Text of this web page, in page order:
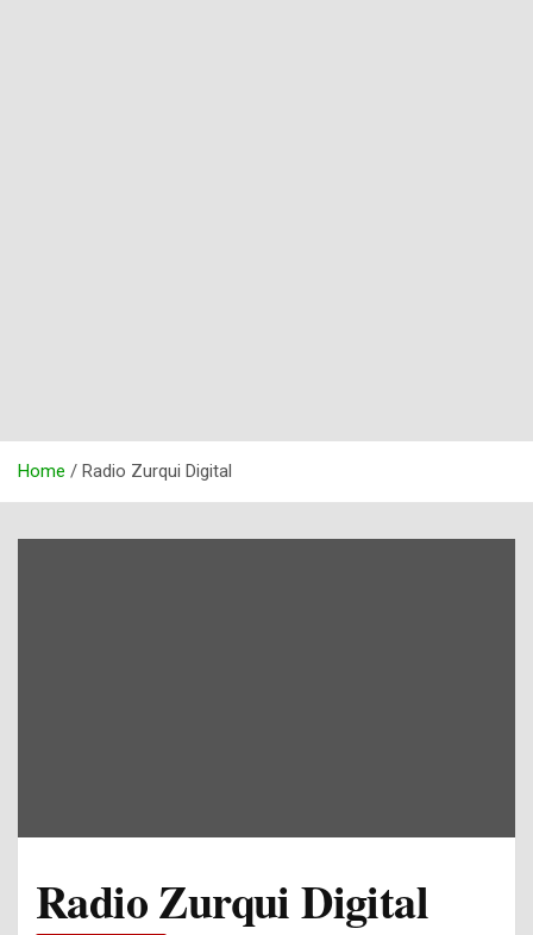
Home Radio Zurqui Digital
Radio Zurqui Digital